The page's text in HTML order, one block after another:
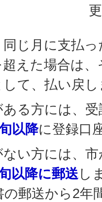
じ月に支払
えた場合は
て、払い戻
る方には、
以降に登録口
い方には、
以降に郵送し
郵送から2年